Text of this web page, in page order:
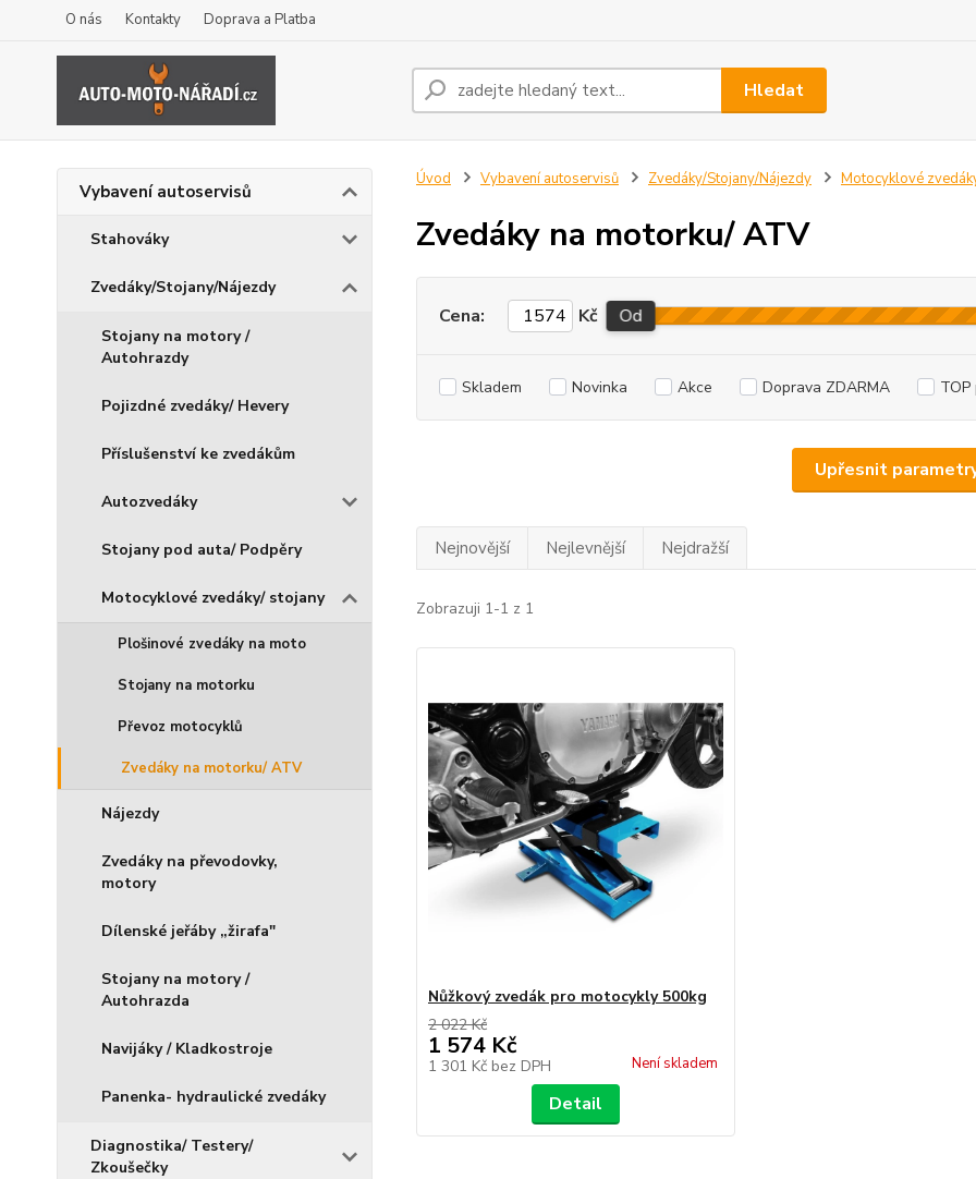
O nás Kontakty Doprava a Platba
Hledat
Vybavení autoservisů
Stahováky
Zvedáky/Stojany/Nájezdy
Stojany na motory /
Autohrazdy
Pojizdné zvedáky/ Hevery
Příslušenství ke zvedákům
Autozvedáky
Stojany pod auta/ Podpěry
Motocyklové zvedáky/ stojany
Plošinové zvedáky na moto
Stojany na motorku
Převoz motocyklů
Zvedáky na motorku/ ATV
Nájezdy
Zvedáky na převodovky,
motory
Dílenské jeřáby „žirafa"
Stojany na motory /
Autohrazda
Navijáky / Kladkostroje
Panenka- hydraulické zvedáky
Diagnostika/ Testery/
Zkoušečky
Úvod Vybavení autoservisů Zvedáky/Stojany/Nájezdy Motocyklové
Zvedáky na motorku/ ATV
Upřesnit
Cena: Kč Od
Skladem Novinka Akce Doprava ZDARMA
Nejnovější Nejlevnější Nejdražší
Zobrazuji 1-1 z 1
Nůžkový zvedák pro motocykly 500kg
2 022 Kč
1 574 Kč
1 301 Kč bez DPH Není skladem
Detail